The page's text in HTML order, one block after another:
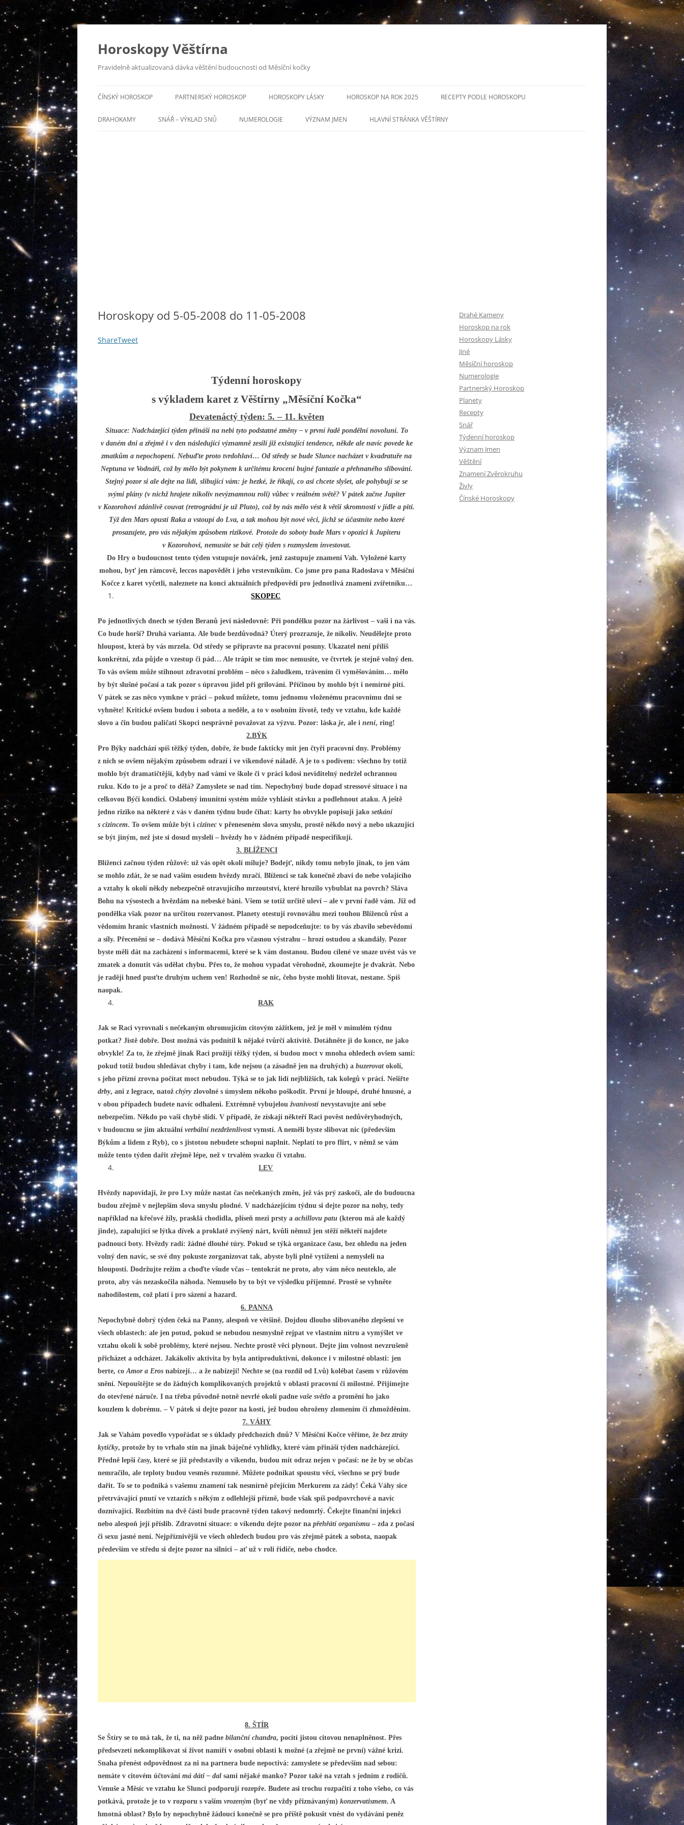
Horoskopy Věštírna
Pravidelně aktualizovaná dávka věštění budoucnosti od Měsíční kočky
ČÍNSKÝ HOROSKOP PARTNERSKÝ HOROSKOP HOROSKOPY LÁSKY HOROSKOP NA ROK 2025 RECEPTY PODLE HOROSKOPU
DRAHOKAMY SNÁŘ – VÝKLAD SNŮ NUMEROLOGIE VÝZNAM JMEN HLAVNÍ STRÁNKA VĚŠTÍRNY
Horoskopy od 5-05-2008 do 11-05-2008
ShareTweet
Týdenní horoskopy
s výkladem karet z Věštírny „Měsíční Kočka“
Devatenáctý týden: 5. – 11. květen
Situace: Nadcházející týden přináší na nebi tyto podstatné změny – v první řadě pondělní novoluní. To
v daném dni a zřejmě i v den následující významně zesílí již existující tendence, někde ale navíc povede ke
zmatkům a nepochopení. Nebuďte proto tvrdohlaví… Od středy se bude Slunce nacházet v kvadratuře na
Neptuna ve Vodnáři, což by mělo být pokynem k určitému krocení bujné fantazie a přehnaného slibování.
Stejný pozor si ale dejte na lidi, slibující vám: je hezké, že říkají, co asi chcete slyšet, ale pohybují se se
svými plány (v nichž hrajete nikoliv nevýznamnou roli) vůbec v reálném světě? V pátek začne Jupiter
v Kozorohovi zdánlivě couvat (retrográdní je už Pluto), což by nás mělo vést k větší skromnosti v jídle a pití.
Týž den Mars opustí Raka a vstoupí do Lva, a tak mohou být nové věci, jichž se účastníte nebo které
prosazujete, pro vás nějakým způsobem rizikové. Protože do soboty bude Mars v opozici k Jupiteru
v Kozorohovi, nemusíte se bát celý týden s rozmyslem investovat.
Do Hry o budoucnost tento týden vstupuje nováček, jenž zastupuje znamení Vah. Vyložené karty
mohou, byť jen rámcově, leccos napovědět i jeho vrstevníkům. Co jsme pro pana Radoslava v Měsíční
Kočce z karet vyčetli, naleznete na konci aktuálních předpovědí pro jednotlivá znamení zvířetníku…
SKOPEC
Po jednotlivých dnech se týden Beranů jeví následovně: Při pondělku pozor na žárlivost – vaši i na vás.
Co bude horší? Druhá varianta. Ale bude bezdůvodná? Úterý prozrazuje, že nikoliv. Neudělejte proto
hloupost, která by vás mrzela. Od středy se připravte na pracovní posuny. Ukazatel není příliš
konkrétní, zda půjde o vzestup či pád… Ale trápit se tím moc nemusíte, ve čtvrtek je stejně volný den.
To vás ovšem může stihnout zdravotní problém – něco s žaludkem, trávením či vyměšováním… mělo
by být slušné počasí a tak pozor s úpravou jídel při grilování. Příčinou by mohlo být i nemírné pití.
V pátek se zas něco vymkne v práci – pokud můžete, tomu jednomu vloženému pracovnímu dni se
vyhněte! Kritické ovšem budou i sobota a neděle, a to v osobním životě, tedy ve vztahu, kde každé
slovo a čin budou paličatí Skopci nesprávně považovat za výzvu. Pozor: láska je, ale i není, ring!
2.BÝK
Pro Býky nadchází spíš těžký týden, dobře, že bude fakticky mít jen čtyři pracovní dny. Problémy
z nich se ovšem nějakým způsobem odrazí i ve víkendové náladě. A je to s podivem: všechno by totiž
mohlo být dramatičtější, kdyby nad vámi ve škole či v práci kdosi neviditelný nedržel ochrannou
ruku. Kdo to je a proč to dělá? Zamyslete se nad tím. Nepochybný bude dopad stressové situace i na
celkovou Býčí kondici. Oslabený imunitní systém může vyhlásit stávku a podlehnout ataku. A ještě
jedno riziko na některé z vás v daném týdnu bude číhat: karty ho obvykle popisují jako setkání
s cizincem. To ovšem může být i cizinec v přeneseném slova smyslu, prostě někdo nový a nebo ukazující
se být jiným, než jste si dosud mysleli – hvězdy ho v žádném případě nespecifikují.
3. BLÍŽENCI
Blíženci začnou týden růžově: už vás opět okolí miluje? Bodejť, nikdy tomu nebylo jinak, to jen vám
se mohlo zdát, že se nad vaším osudem hvězdy mračí. Blíženci se tak konečně zbaví do nebe volajícího
a vztahy k okolí někdy nebezpečně otravujícího mrzoutství, které hrozilo vybublat na povrch? Sláva
Bohu na výsostech a hvězdám na nebeské báni. Všem se totiž určitě uleví – ale v první řadě vám. Již od
pondělka však pozor na určitou rozervanost. Planety otestují rovnováhu mezi touhou Blíženců růst a
vědomím hranic vlastních možností. V žádném případě se nepodceňujte: to by vás zbavilo sebevědomí
a síly. Přecenění se – dodává Měsíční Kočka pro včasnou výstrahu – hrozí ostudou a skandály. Pozor
byste měli dát na zacházení s informacemi, které se k vám dostanou. Budou cílené ve snaze uvést vás ve
zmatek a donutit vás udělat chybu. Přes to, že mohou vypadat věrohodně, zkoumejte je dvakrát. Nebo
je raději hned pusťte druhým uchem ven! Rozhodně se nic, čeho byste mohli litovat, nestane. Spíš
naopak.
RAK
Jak se Raci vyrovnali s nečekaným ohromujícím citovým zážitkem, jež je měl v minulém týdnu
potkat? Jistě dobře. Dost možná vás podnítil k nějaké tvůrčí aktivitě. Dotáhněte ji do konce, ne jako
obvykle! Za to, že zřejmě jinak Raci prožijí těžký týden, si budou moct v mnoha ohledech ovšem sami:
pokud totiž budou shledávat chyby i tam, kde nejsou (a zásadně jen na druhých) a buzerovat okolí,
s jeho přízní zrovna počítat moct nebudou. Týká se to jak lidí nejbližších, tak kolegů v práci. Nešiřte
drby, ani z legrace, natož chýryzlovolné s úmyslem někoho poškodit. První je hloupé, druhé hnusné, a
v obou případech budete navíc odhaleni. Extrémně vybujeloužvanivostí nevystavujte ani sebe
nebezpečím. Někdo po vaši chybě slídí. V případě, že získají někteří Raci pověst nedůvěryhodných,
v budoucnu se jim aktuální verbální nezdrženlivost vymstí. A neměli byste slibovat nic (především
Býkům a lidem z Ryb), co s jistotou nebudete schopni naplnit. Neplatí to pro flirt, v němž se vám
může tento týden dařit zřejmě lépe, než v trvalém svazku či vztahu.
LEV
Hvězdy napovídají, že pro Lvy může nastat čas nečekaných změn, jež vás prý zaskočí, ale do budoucna
budou zřejmě v nejlepším slova smyslu plodné. V nadcházejícím týdnu si dejte pozor na nohy, tedy
například na křečové žíly, prasklá chodidla, plíseň mezi prsty a achillovu patu (kterou má ale každý
jinde), zapalující se lýtka dívek a proklatě zvýšený nárt, kvůli němuž jen stěží někteří najdete
padnoucí boty. Hvězdy radí: žádné dlouhé túry. Pokud se týká organizace času, bez ohledu na jeden
volný den navíc, se své dny pokuste zorganizovat tak, abyste byli plně vytíženi a nemysleli na
hlouposti. Dodržujte režim a choďte všude včas – tentokrát ne proto, aby vám něco neuteklo, ale
proto, aby vás nezaskočila náhoda. Nemuselo by to být ve výsledku příjemné. Prostě se vyhněte
nahodilostem, což platí i pro sázení a hazard.
6. PANNA
Nepochybně dobrý týden čeká na Panny, alespoň ve většině. Dojdou dlouho slibovaného zlepšení ve
všech oblastech: ale jen potud, pokud se nebudou nesmyslně rejpat ve vlastním nitru a vymýšlet ve
vztahu okolí k sobě problémy, které nejsou. Nechte prostě věci plynout. Dejte jim volnost nevzrušeně
přicházet a odcházet. Jakákoliv aktivita by byla antiproduktivní, dokonce i v milostné oblasti: jen
berte, coAmor a Eros nabízejí… a že nabízejí! Nechte se (na rozdíl od Lvů) kolébat časem v růžovém
snění. Nepouštějte se do žádných komplikovaných projektů v oblasti pracovní či milostné. Přijímejte
do otevřené náruče. I na třeba původně notně nevrlé okolí padne vaše světlo a promění ho jako
kouzlem k dobrému. – V pátek si dejte pozor na kosti, jež budou ohroženy zlomením či zhmožděním.
7. VÁHY
Jak se Vahám povedlo vypořádat se s úklady předchozích dnů? V Měsíční Kočce věříme, že bez ztráty
kytičky, protože by to vrhalo stín na jinak báječné vyhlídky, které vám přináší týden nadcházející.
Předně lepší časy, které se již představily o víkendu, budou mít odraz nejen v počasí: ne že by se občas
nemračilo, ale teploty budou vesměs rozumné. Můžete podnikat spoustu věcí, všechno se prý bude
dařit. To se to podniká s vašemu znamení tak nesmírně přejícím Merkurem za zády! Čeká Váhy sice
přetrvávající pnutí ve vztazích s někým z odlehlejší přízně, bude však spíš podpovrchové a navíc
doznívající. Rozbitím na dvě části bude pracovně týden takový nedomrlý. Čekejte finanční injekci
nebo alespoň její příslib. Zdravotní situace: o víkendu dejte pozor na přehřátí organismu – zda z počasí
či sexu jasné není. Nejpříznivější ve všech ohledech budou pro vás zřejmě pátek a sobota, naopak
především ve středu si dejte pozor na silnici – ať už v roli řidiče, nebo chodce.
8. ŠTÍR
Se Štíry se to má tak, že ti, na něž padne bilanční chandra, pocítí jistou citovou nenaplněnost. Přes
předsevzetí nekomplikovat si život namíří v osobní oblasti k možné (a zřejmě ne první) vážné krizi.
Snaha přenést odpovědnost za ni na partnera bude nepoctivá: zamyslete se především nad sebou:
nemáte v citovém účtování má dáti – dal sami nějaké manko? Pozor také na vztah s jedním z rodičů.
Venuše a Měsíc ve vztahu ke Slunci podporují rozepře. Budete asi trochu rozpačití z toho všeho, co vás
potkává, protože je to v rozporu s vaším vrozeným (byť ne vždy přiznávaným) konzervatismem. A
hmotná oblast? Bylo by nepochybně žádoucí konečně se pro příště pokusit vnést do vydávání peněz
Drahé Kameny
Horoskop na rok
Horoskopy Lásky
Jiné
Měsíční horoskop
Numerologie
Partnerský Horoskop
Planety
Recepty
Snář
Týdenní horoskop
Význam Jmen
Věštění
Znamení Zvěrokruhu
Živly
Čínské Horoskopy